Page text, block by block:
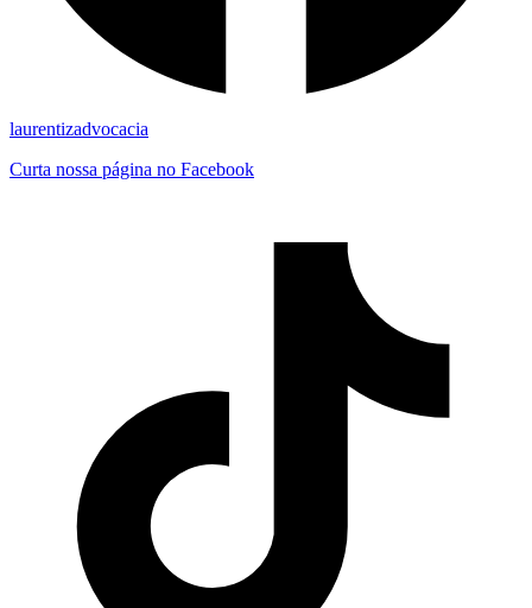
laurentizadvocacia
Curta nossa página no Facebook